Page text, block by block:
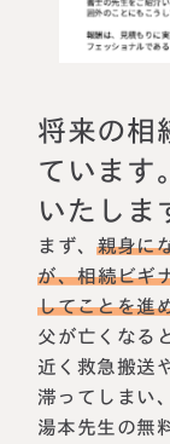
生前対策
料金表
選ばれる理由
よくある質問
私たちについて
将来の相
ています
いたしま
まず、親身に
が、相続ビギ
してことを進
父が亡くなる
近く救急搬送
滞ってしまい、
湯本先生の無